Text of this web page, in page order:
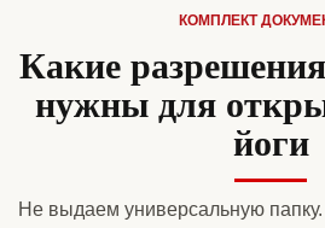
КОМПЛЕКТ
Какие
нужны для
йоги
Не выдаем универсальную